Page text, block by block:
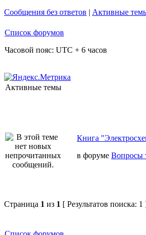
Сообщения без ответов | Активные
Список форумов
Часовой пояс: UTC + 6 часов
Активные темы
Книга
в форуме Вопросы
Страница 1 из 1 [ Результатов поиска: 1